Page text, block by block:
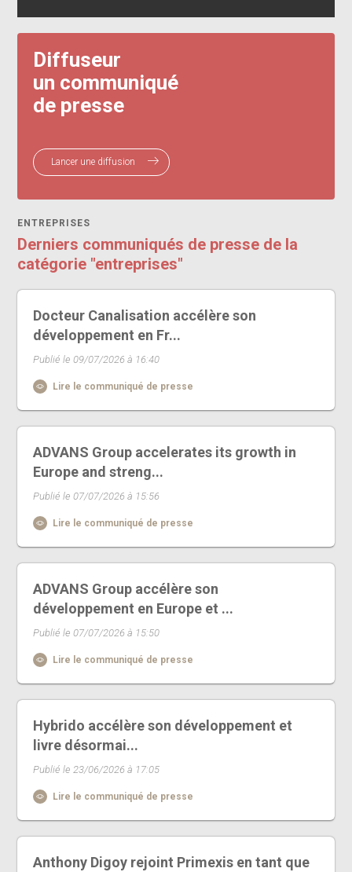
Diffuseur
un communiqué
de presse
Lancer une diffusion
ENTREPRISES
Derniers communiqués de presse de la
catégorie "entreprises"
Docteur Canalisation accélère son
développement en Fr...
Publié le 09/07/2026 à 16:40
Lire le communiqué de presse
ADVANS Group accelerates its growth in
Europe and streng...
Publié le 07/07/2026 à 15:56
Lire le communiqué de presse
ADVANS Group accélère son
développement en Europe et ...
Publié le 07/07/2026 à 15:50
Lire le communiqué de presse
Hybrido accélère son développement et
livre désormai...
Publié le 23/06/2026 à 17:05
Lire le communiqué de presse
Anthony Digoy rejoint Primexis en tant que